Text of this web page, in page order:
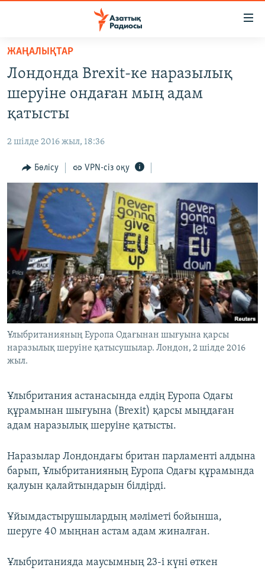
Skip
main
content
to
main
to
САЯСАТ
AZATTYQTV
АДАМ ҚҰҚЫҚТАРЫ
ӘЛЕУМЕТ
ӘЛЕМ
АРНАЙЫ ЖОБАЛАР
Русский
ЖАЗЫЛЫҢЫЗ
Басқа тілдерде
ЖАҢАЛЫҚТАР
Лондонда Brexit-ке наразылық
шеруіне ондаған мың адам
қатысты
2 шілде 2016 жыл, 18:36
Бөлісу VPN-сіз оқу
Ұлыбританияның Еуропа Одағынан шығуына қарсы
наразылық шеруіне қатысушылар. Лондон, 2 шілде 2016
жыл.
Ұлыбритания астанасында елдің Еуропа Одағы
құрамынан шығуына (Brexit) қарсы мыңдаған
адам наразылық шеруіне қатысты.
Наразылар Лондондағы британ парламенті алдына
барып, Ұлыбританияның Еуропа Одағы құрамында
қалуын қалайтындарын білдірді.
Ұйымдастырушылардың мәліметі бойынша,
шеруге 40 мыңнан астам адам жиналған.
Ұлыбританияда маусымның 23-і күні өткен